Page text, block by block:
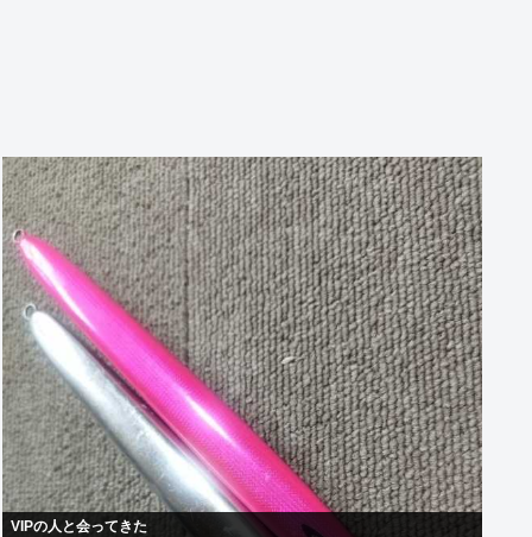
VIPの人と会ってきた